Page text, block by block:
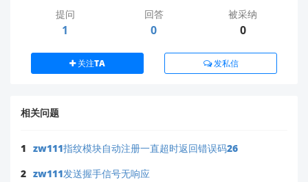
精确比对指令
验证流程应调整为：
开始
→ 返回成功?
→ 是 → 发送下载特征指令(BufferID=n)
→ 是 → 发送数据包(外部存储的完整特征)
→ 获取比对结果
提问
1
回答
0
被采纳
0
关注TA 发私信
相关问题
1 zw111指纹模块自动注册一直超时返回错误码26
2 zw111发送握手信号无响应